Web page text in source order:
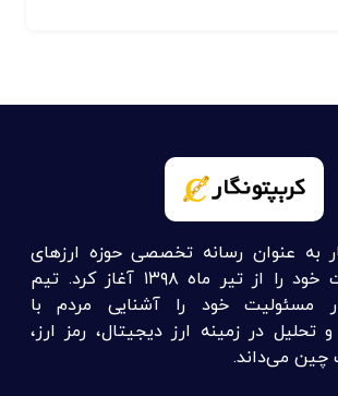
به عنوان رسانه تخصصی حوزه ارزهای
دیجیتال، فعالیت خود را از تیر ماه ۱۳۹۸ آغاز کرد. تیم
مسئولیت خود را آشنایی مردم با
تحلیل در زمینه ارز دیجیتال، رمز ارز،
چین می‌داند.